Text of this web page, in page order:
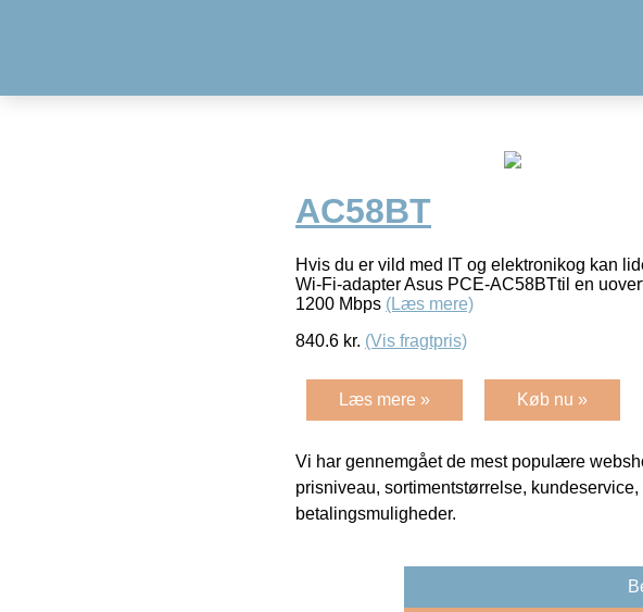
AC58BT
Hvis du er vild med IT og elektronikog kan
Wi-Fi-adapter Asus PCE-AC58BTtil en
1200 Mbps (Læs mere)
840.6 kr. (Vis fragtpris)
Læs mere » Køb nu »
Vi har gennemgået de mest populære
prisniveau, sortimentstørrelse,
betalingsmuligheder.